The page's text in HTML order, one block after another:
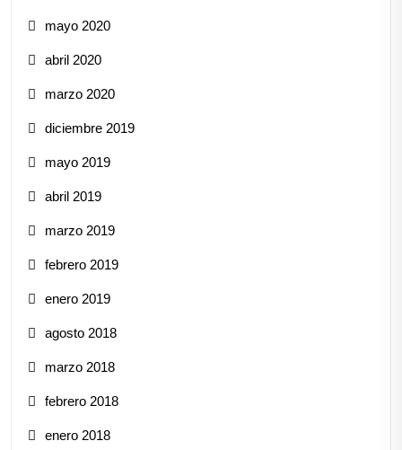
mayo 2020
abril 2020
marzo 2020
diciembre 2019
mayo 2019
abril 2019
marzo 2019
febrero 2019
enero 2019
agosto 2018
marzo 2018
febrero 2018
enero 2018